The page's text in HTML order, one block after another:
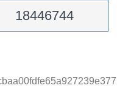
18446744